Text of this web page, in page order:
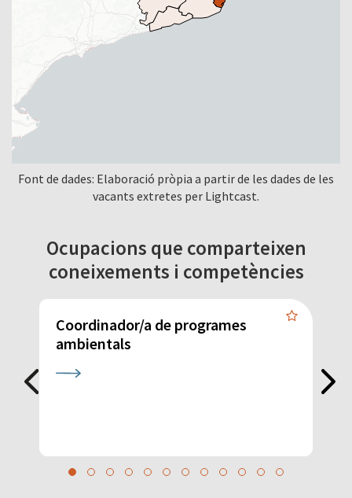
Font de dades: Elaboració pròpia a partir de les dades de les
vacants extretes per Lightcast.
Ocupacions que comparteixen
coneixements i competències
Coordinador/a de programes
ambientals